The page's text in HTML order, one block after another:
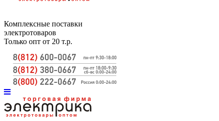
Комплексные поставки
электротоваров
Только опт от 20 т.р.